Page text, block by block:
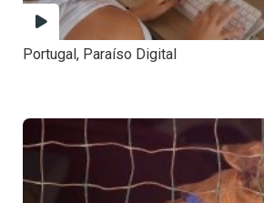
Portugal, Paraíso Digital